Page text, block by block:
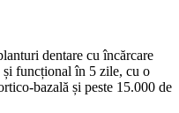
dentare cu încărcare
funcțional în 5 zile, cu o
bazală și peste 15.000 de